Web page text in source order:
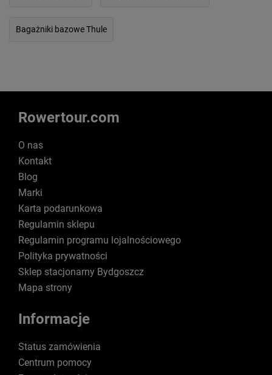
Bagażniki bazowe Thule
Rowertour.com
O nas
Kontakt
Blog
Marki
Karta podarunkowa
Regulamin sklepu
Regulamin programu lojalnościowego
Polityka prywatności
Sklep stacjonarny Bydgoszcz
Mapa strony
Informacje
Status zamówienia
Centrum pomocy